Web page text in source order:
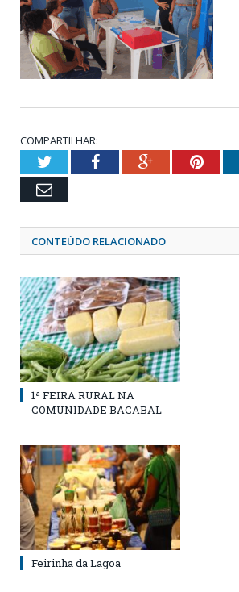
COMPARTILHAR:
TwitterFacebookGoogle+
Email
CONTEÚDO RELACIONADO
1ª FEIRA RURAL NA
COMUNIDADE BACABAL
Feirinha da Lagoa